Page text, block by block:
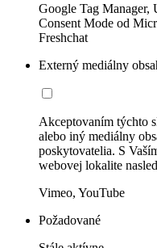
Google Tag
Consent Mode od
Freshchat
Externý mediálny
Akceptovaním týchto
alebo iný mediálny
poskytovatelia. S
webovej lokalite
Vimeo, YouTube
Požadované